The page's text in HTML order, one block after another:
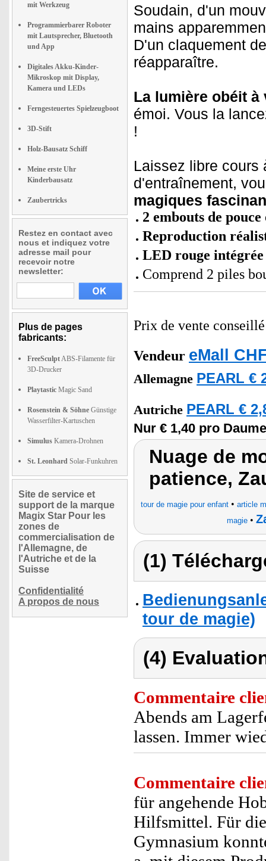
mit Werkzeug
Programmierbarer Roboter
mit Lautsprecher, Bluetooth
und App
Digitales Akku-Kinder-
Mikroskop mit Display,
Kamera und LEDs
Ferngesteuertes Spielzeugboot
3D-Stift
Holz-Bausatz Schiff
Meine erste Uhr
Kinderbausatz
Zaubertricks
Restez en contact avec
nous et indiquez votre
adresse mail pour
recevoir notre
newsletter:
Plus de pages
fabricants:
FreeSculptABS-Filamente für
3D-Drucker
Playtastic Magic Sand
Rosenstein & Söhne Günstige
Wasserfilter-Kartuschen
Simulus Kamera-Drohnen
St. Leonhard Solar-Funkuhren
Site de service et
support de la marque
Magix Star Pour les
zones de
commercialisation de
l'Allemagne, de
l'Autriche et de la
Suisse
Confidentialité
A propos de nous
Soudain, d'un
mains
D'un claquement
réapparaître.
La lumière obéit à
émoi. Vous la
!
Laissez libre cours
d'entraînement,
magiques
2 embouts de
Reproduction
LED rouge
Comprend 2 piles
Prix de vente
Vendeur eMall
Allemagne PEARL €
Autriche PEARL €
Nur € 1,40 pro
Nuage de
patience,
tour de magie pour enfant• article
magie •
(1)
tour de magie)
(4)
Commentaire
Abends am
lassen. Immer
Commentaire
für angehende
Hilfsmittel. Für
Gymnasium